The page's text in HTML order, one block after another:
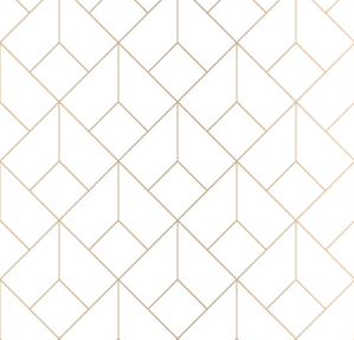
27a95b55-078d-48b2-8649-98b3a623bfcf